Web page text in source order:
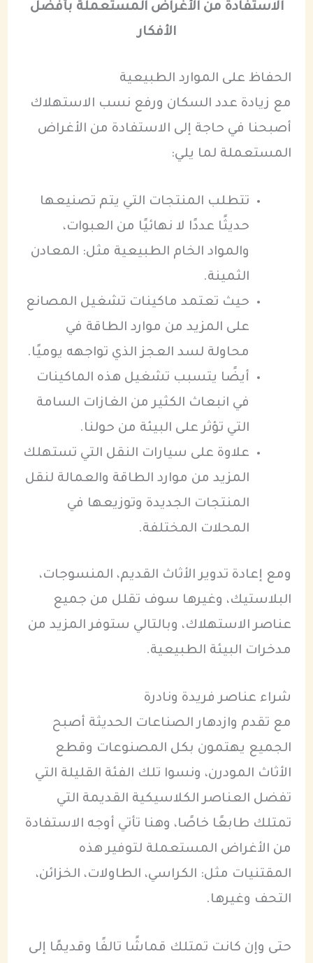
الاستفادة من الأغراض المستعملة بأفضل
الأفكار
الحفاظ على الموارد الطبيعية
مع زيادة عدد السكان ورفع نسب الاستهلاك
أصبحنا في حاجة إلى الاستفادة من الأغراض
المستعملة لما يلي:
تتطلب المنتجات التي يتم تصنيعها
حديثًا عددًا لا نهائيًا من العبوات،
والمواد الخام الطبيعية مثل: المعادن
الثمينة.
حيث تعتمد ماكينات تشغيل المصانع
على المزيد من موارد الطاقة في
محاولة لسد العجز الذي تواجهه يوميًا.
أيضًا يتسبب تشغيل هذه الماكينات
في انبعاث الكثير من الغازات السامة
التي تؤثر على البيئة من حولنا.
علاوة على سيارات النقل التي تستهلك
المزيد من موارد الطاقة والعمالة لنقل
المنتجات الجديدة وتوزيعها في
المحلات المختلفة.
ومع إعادة تدوير الأثاث القديم، المنسوجات،
البلاستيك، وغيرها سوف تقلل من جميع
عناصر الاستهلاك، وبالتالي ستوفر المزيد من
مدخرات البيئة الطبيعية.
شراء عناصر فريدة ونادرة
مع تقدم وازدهار الصناعات الحديثة أصبح
الجميع يهتمون بكل المصنوعات وقطع
الأثاث المودرن، ونسوا تلك الفئة القليلة التي
تفضل العناصر الكلاسيكية القديمة التي
تمتلك طابعًا خاصًا، وهنا تأتي أوجه الاستفادة
من الأغراض المستعملة لتوفير هذه
المقتنيات مثل: الكراسي، الطاولات، الخزائن،
التحف وغيرها.
حتى وإن كانت تمتلك قماشًا تالفًا وقديمًا إلى